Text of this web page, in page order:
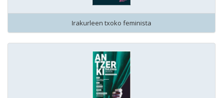
Irakurleen txoko feminista